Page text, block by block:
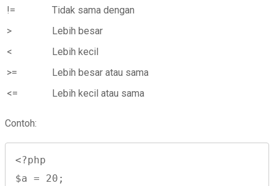
!=
Tidak sama dengan
>
Lebih besar
<
Lebih kecil
>=
Lebih besar atau sama
<=
Lebih kecil atau sama
Contoh:
<?php
$a = 20;